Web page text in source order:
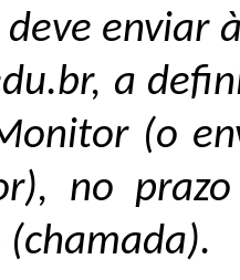
deve enviar
a
(o
no
(chamada).